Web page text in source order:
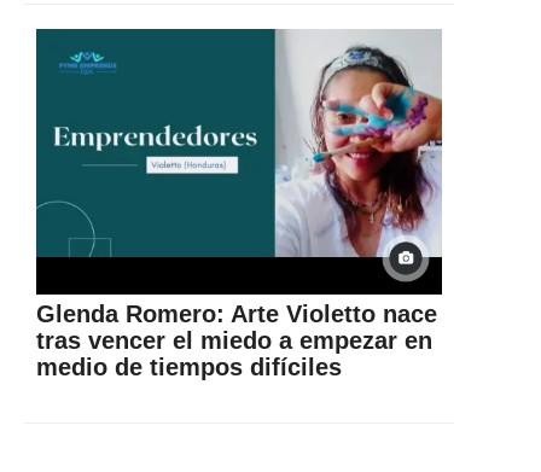
Glenda Romero: Arte Violetto nace
tras vencer el miedo a empezar en
medio de tiempos difíciles